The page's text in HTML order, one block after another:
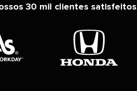
30 mil clientes satisfeitos​​